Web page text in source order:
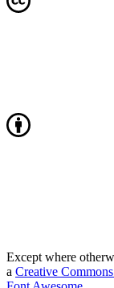
Except where
a Creative